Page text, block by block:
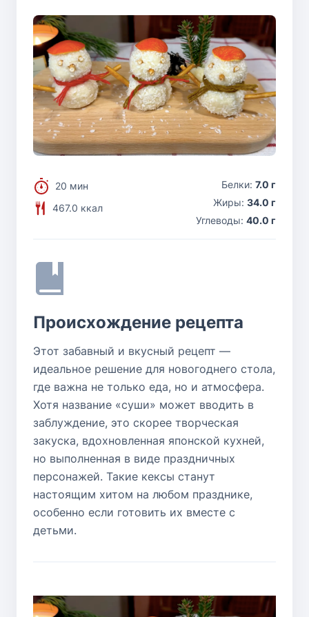
20 мин
467.0 ккал
Белки: 7.0 г
Жиры: 34.0 г
Углеводы: 40.0 г
Происхождение рецепта
Этот забавный и вкусный рецепт —
идеальное решение для новогоднего стола,
где важна не только еда, но и атмосфера.
Хотя название «суши» может вводить в
заблуждение, это скорее творческая
закуска, вдохновленная японской кухней,
но выполненная в виде праздничных
персонажей. Такие кексы станут
настоящим хитом на любом празднике,
особенно если готовить их вместе с
детьми.